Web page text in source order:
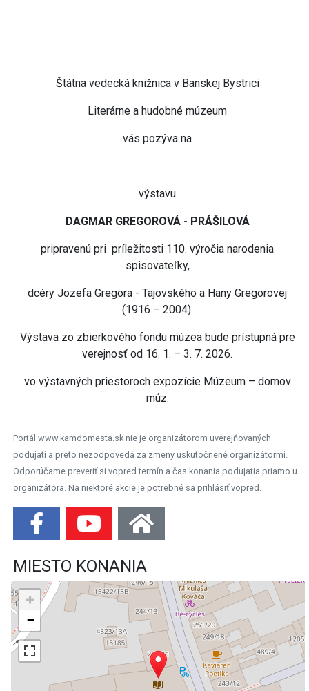
Štátna vedecká knižnica v Banskej Bystrici
Literárne a hudobné múzeum
vás pozýva na
výstavu
DAGMAR GREGOROVÁ - PRÁŠILOVÁ
pripravenú pri príležitosti 110. výročia narodenia
spisovateľky,
dcéry Jozefa Gregora - Tajovského a Hany Gregorovej
(1916 – 2004).
Výstava zo zbierkového fondu múzea bude prístupná pre
verejnosť od 16. 1. – 3. 7. 2026.
vo výstavných priestoroch expozície Múzeum – domov
múz.
Portál www.kamdomesta.sk nie je organizátorom uverejňovaných
podujatí a preto nezodpovedá za zmeny uskutočnené organizátormi.
Odporúčame preveriť si vopred termín a čas konania podujatia priamo u
organizátora. Na niektoré akcie je potrebné sa prihlásiť vopred.
MIESTO KONANIA
+
−